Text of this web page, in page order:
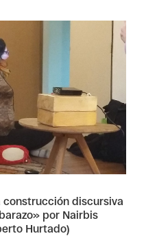
construcción discursiva
por Nairbis
Hurtado)